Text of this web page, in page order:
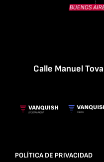
Calle Manuel
POLÍTICA DE PRIVACIDAD